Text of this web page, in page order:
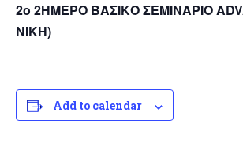
2ο 2ΗΜΕΡΟ ΒΑΣΙΚΟ ΣΕΜΙΝΑΡΙΟ
ΝΙΚΗ)
Add to calendar